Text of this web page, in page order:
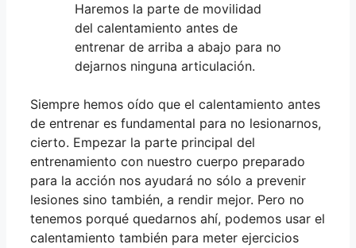
Haremos la parte de movilidad
del calentamiento antes de
entrenar de arriba a abajo para no
dejarnos ninguna articulación.
Siempre hemos oído que el calentamiento antes
de entrenar es fundamental para no lesionarnos,
cierto. Empezar la parte principal del
entrenamiento con nuestro cuerpo preparado
para la acción nos ayudará no sólo a prevenir
lesiones sino también, a rendir mejor. Pero no
tenemos porqué quedarnos ahí, podemos usar el
calentamiento también para meter ejercicios